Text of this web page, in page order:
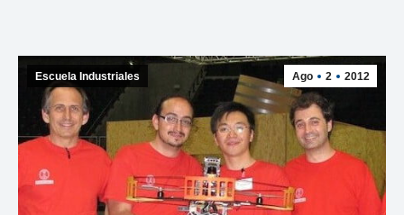
Ago 2 2012
Escuela Industriales